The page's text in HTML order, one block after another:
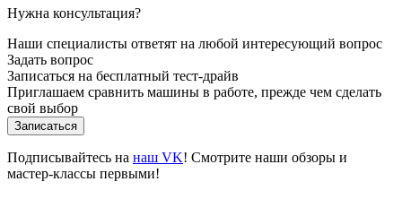
Нужна консультация?
Наши специалисты ответят на любой интересующий вопрос
Задать вопрос
Записаться на бесплатный тест-драйв
Приглашаем сравнить машины в работе, прежде чем сделать
свой выбор
Записаться
Подписывайтесь на наш VK! Смотрите наши обзоры и
мастер-классы первыми!